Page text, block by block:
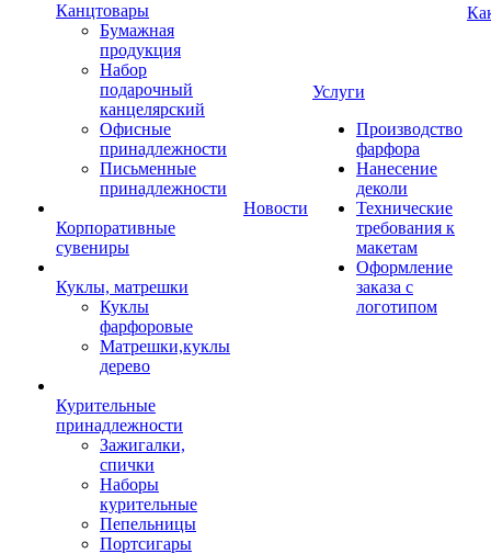
Канцтовары
Бумажная
продукция
Набор
подарочный
канцелярский
Офисные
принадлежности
Письменные
принадлежности
Корпоративные
сувениры
Куклы, матрешки
Куклы
фарфоровые
Матрешки,куклы
дерево
Курительные
принадлежности
Зажигалки,
спички
Наборы
курительные
Пепельницы
Портсигары
Новости
Услуги
Производство
фарфора
Нанесение
деколи
Технические
требования к
макетам
Оформление
заказа с
логотипом